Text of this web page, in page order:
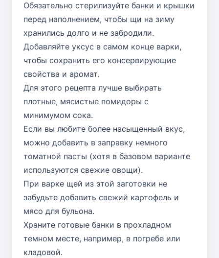
Обязательно стерилизуйте банки и крышки
перед наполнением, чтобы щи на зиму
хранились долго и не забродили.
Добавляйте уксус в самом конце варки,
чтобы сохранить его консервирующие
свойства и аромат.
Для этого рецепта лучше выбирать
плотные, мясистые помидоры с
минимумом сока.
Если вы любите более насыщенный вкус,
можно добавить в заправку немного
томатной пасты (хотя в базовом варианте
используются свежие овощи).
При варке щей из этой заготовки не
забудьте добавить свежий картофель и
мясо для бульона.
Храните готовые банки в прохладном
темном месте, например, в погребе или
кладовой.